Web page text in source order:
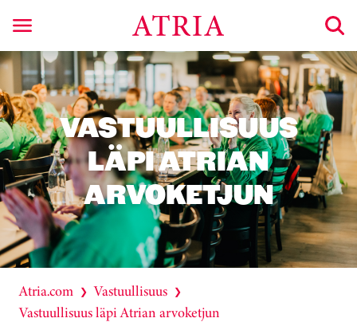
VASTUULLISUUS
LÄPI ATRIAN
ARVOKETJUN
Atria.com ❯ Vastuullisuus ❯
Vastuullisuus läpi Atrian arvoketjun